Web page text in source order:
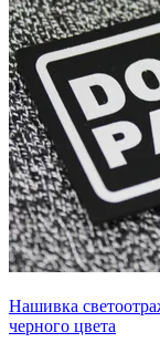
Нашивка
черного цвета